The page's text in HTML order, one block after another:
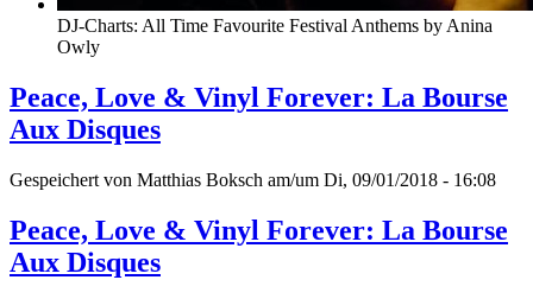
DJ-Charts: All Time Favourite Festival Anthems by Anina
Owly
Peace, Love & Vinyl Forever: La Bourse
Aux Disques
Gespeichert von Matthias Boksch am/um Di, 09/01/2018 - 16:08
Peace, Love & Vinyl Forever: La Bourse
Aux Disques